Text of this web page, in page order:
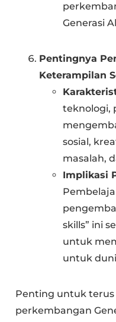
Generasi
Pentingnya
Keterampilan
teknologi,
sosial,
masalah,
Implikasi
skills” ini
untuk
untuk
Penting untuk terus
perkembangan